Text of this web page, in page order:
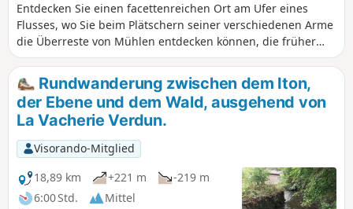
Entdecken Sie einen facettenreichen Ort am Ufer eines
Flusses, wo Sie beim Plätschern seiner verschiedenen Arme
die Überreste von Mühlen entdecken können, die früher
sehr präsent waren. Die Hügel bieten Ihnen einen
herrlichen Blick auf die Täler der Eure und der Iton.
Durchstreifen Sie den Wald, wo einige ungewöhnliche
Gäste auf Sie warten, seien es Tiere oder Pflanzen wie
bestimmte Bäume mit ausladenden Ästen.
Rundwanderung zwischen dem Iton,
der Ebene und dem Wald, ausgehend von
La Vacherie Verdun.
Visorando-Mitglied
18,89 km
+221 m
-219 m
6:00 Std.
Mittel